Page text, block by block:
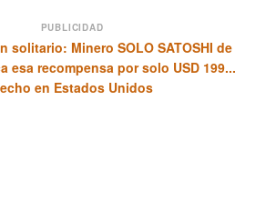
PUBLICIDAD
solitario: Minero SOLO SATOSHI de
esa recompensa por solo USD 199...
en Estados Unidos